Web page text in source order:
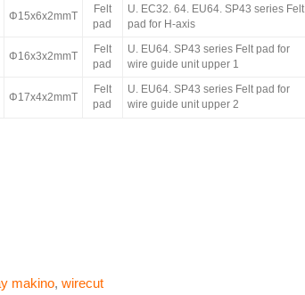
Φ15x6x2mmT
Felt
pad
U. EC32. 64. EU64. SP43 series Felt
pad for H-axis
Φ16x3x2mmT
Felt
pad
U. EU64. SP43 series Felt pad for
wire guide unit upper 1
Φ17x4x2mmT
Felt
pad
U. EU64. SP43 series Felt pad for
wire guide unit upper 2
makino, wirecut